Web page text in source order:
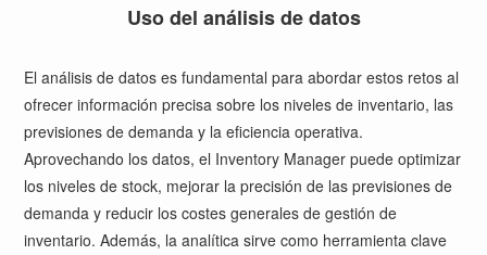
Uso del análisis de datos
El análisis de datos es fundamental para abordar estos retos al
ofrecer información precisa sobre los niveles de inventario, las
previsiones de demanda y la eficiencia operativa.
Aprovechando los datos, el Inventory Manager puede optimizar
los niveles de stock, mejorar la precisión de las previsiones de
demanda y reducir los costes generales de gestión de
inventario. Además, la analítica sirve como herramienta clave